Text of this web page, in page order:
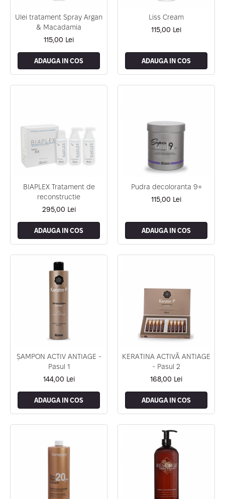
Ulei tratament Spray Argan
& Macadamia
115,00 Lei
ADAUGA IN COS
Liss Cream
115,00 Lei
ADAUGA IN COS
BIAPLEX Tratament de
reconstructie
295,00 Lei
ADAUGA IN COS
Pudra decoloranta 9+
115,00 Lei
ADAUGA IN COS
ȘAMPON ACTIV ANTIAGE -
Pasul 1
144,00 Lei
ADAUGA IN COS
KERATINA ACTIVĂ ANTIAGE
- Pasul 2
168,00 Lei
ADAUGA IN COS